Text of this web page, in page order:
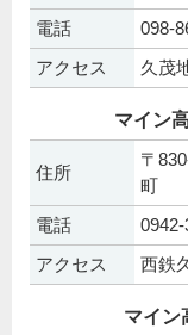
電話
098-
アクセス
久茂
マイン
住所
〒
町
電話
アクセス
西鉄
マイ